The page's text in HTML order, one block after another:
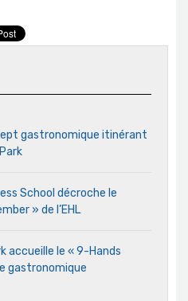
gastronomique itinérant
School décroche le
» de l’EHL
accueille le « 9-Hands
gastronomique